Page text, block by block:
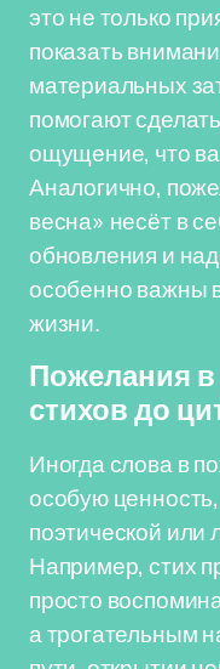
это не только
показать
материальных
помогают
ощущение, что
Аналогично,
весна» несёт в
обновления и
особенно важны
жизни.
Пожелания
стихов до
Иногда слова в
особую
поэтической
Например, стих
просто
а трогательным